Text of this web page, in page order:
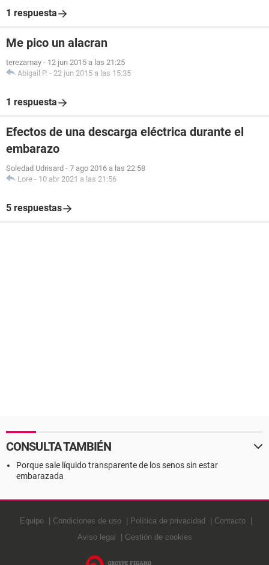
1 respuesta
Me pico un alacran
terezamay - 12 jun 2015 a las 21:25
Abigail P. - 22 jun 2015 a las 15:35
1 respuesta
Efectos de una descarga eléctrica durante el
embarazo
Soledad Udrisard - 7 ago 2016 a las 22:58
Lore - 10 abr 2021 a las 21:56
5 respuestas
CONSULTA TAMBIÉN
Porque sale líquido transparente de los senos sin estar
embarazada
Equipo Condiciones de uso Política de privacidad
Contacto
Aviso legal
Gestión de cookies